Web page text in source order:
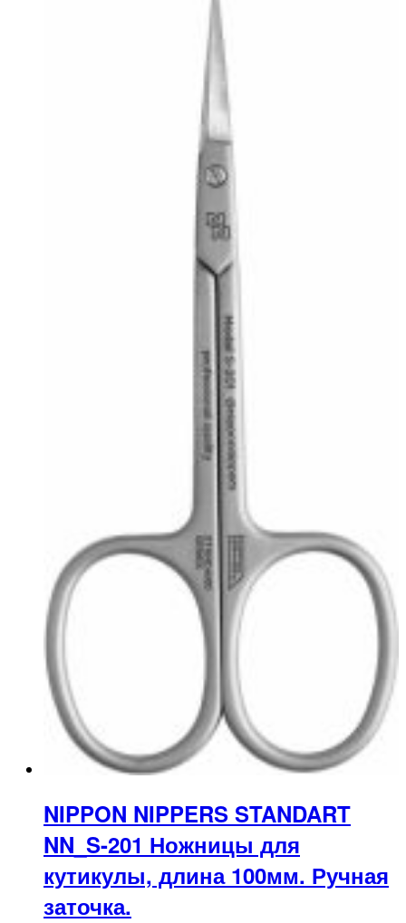
NIPPON NIPPERS STANDART
NN_S-201 Ножницы для
кутикулы, длина 100мм. Ручная
заточка.